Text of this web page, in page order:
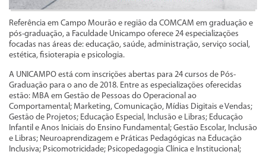
Referência em Campo Mourão e região da COMCAM em graduação e
pós-graduação, a Faculdade Unicampo oferece 24 especializações
focadas nas áreas de: educação, saúde, administração, serviço social,
estética, fisioterapia e psicologia.
A UNICAMPO está com inscrições abertas para 24 cursos de Pós-
Graduação para o ano de 2018. Entre as especializações oferecidas
estão: MBA em Gestão de Pessoas do Operacional ao
Comportamental; Marketing, Comunicação, Mídias Digitais e Vendas;
Gestão de Projetos; Educação Especial, Inclusão e Libras; Educação
Infantil e Anos Iniciais do Ensino Fundamental; Gestão Escolar, Inclusão
e Libras; Neuroaprendizagem e Práticas Pedagógicas na Educação
Inclusiva; Psicomotricidade; Psicopedagogia Clínica e Institucional;